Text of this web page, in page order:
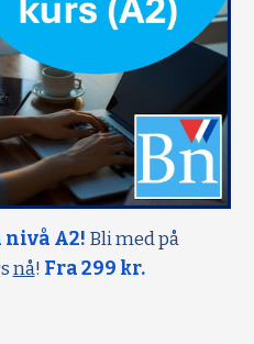
nivå A2! Bli med på
nå! Fra 299 kr.